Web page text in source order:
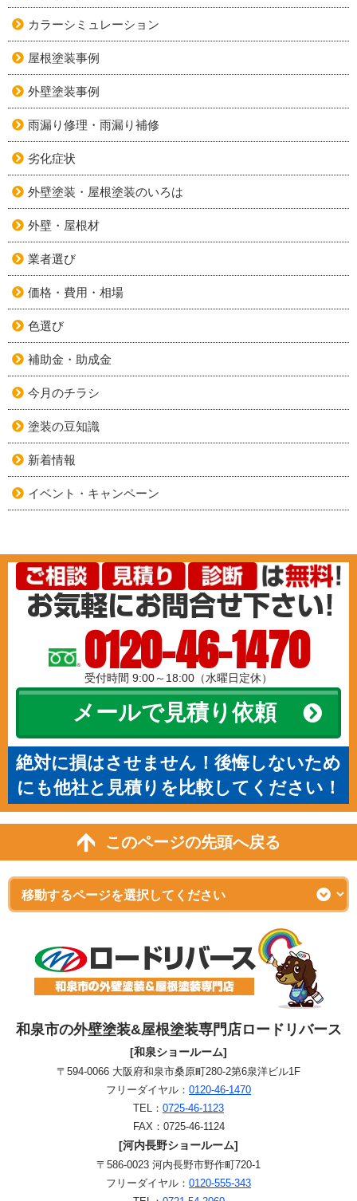
カラーシミュレーション
屋根塗装事例
外壁塗装事例
雨漏り修理・雨漏り補修
劣化症状
外壁塗装・屋根塗装のいろは
外壁・屋根材
業者選び
価格・費用・相場
色選び
補助金・助成金
今月のチラシ
塗装の豆知識
新着情報
イベント・キャンペーン
0120-46-1470
受付時間 9:00～18:00（水曜日定休）
メールで見積り依頼
絶対に損はさせません！後悔しないため
にも他社と見積りを比較してください！
このページの先頭へ戻る
和泉市の外壁塗装&屋根塗装専門店ロードリバース
[和泉ショールーム]
〒594-0066 大阪府和泉市桑原町280-2第6泉洋ビル1F
フリーダイヤル： 0120-46-1470
TEL： 0725-46-1123
FAX：0725-46-1124
[河内長野ショールーム]
〒586-0023 河内長野市野作町720-1
フリーダイヤル： 0120-555-343